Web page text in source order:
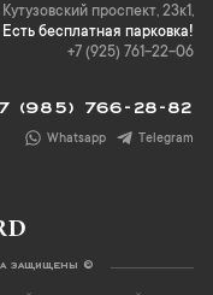
проспект, 23к1,
Есть бесплатная парковка!
+7 (925) 761-22-06
(985) 766-28-82
Whatsapp Telegram
защищены ©